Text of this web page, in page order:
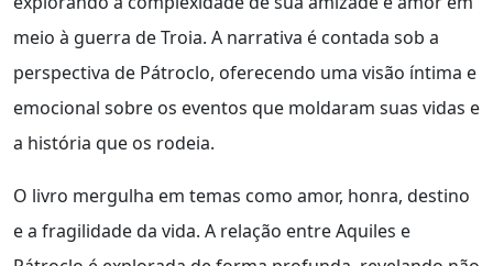
meio à guerra de Troia. A narrativa é contada sob a
perspectiva de Pátroclo, oferecendo uma visão íntima e
emocional sobre os eventos que moldaram suas vidas e
a história que os rodeia.
O livro mergulha em temas como amor, honra, destino
e a fragilidade da vida. A relação entre Aquiles e